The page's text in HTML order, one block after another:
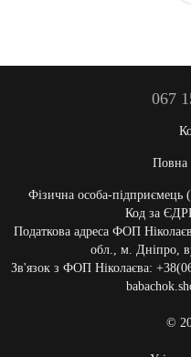
067
Повна
Фізична особа-підприємець
Код за
Податкова адреса ФОП
обл., м. Дніпро,
Зв'язок з ФОП Ніколаєва:
©